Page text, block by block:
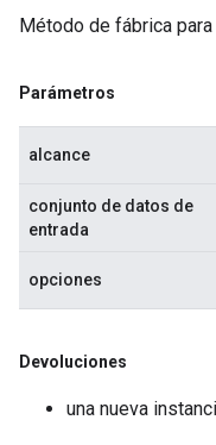
Método de fábrica
Parámetros
alcance
conjunto de datos de
entrada
opciones
Devoluciones
una nueva